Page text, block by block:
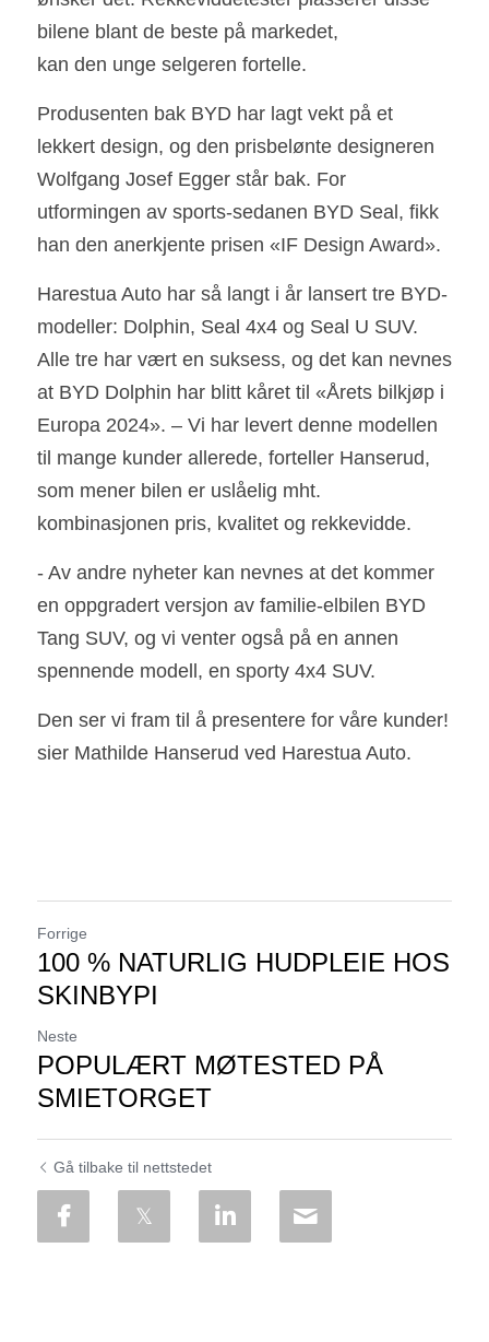
bilene blant de beste på markedet,
kan den unge selgeren fortelle.
Produsenten bak BYD har lagt vekt på et
lekkert design, og den prisbelønte designeren
Wolfgang Josef Egger står bak. For
utformingen av sports-sedanen BYD Seal, fikk
han den anerkjente prisen «IF Design Award».
Harestua Auto har så langt i år lansert tre BYD-
modeller: Dolphin, Seal 4x4 og Seal U SUV.
Alle tre har vært en suksess, og det kan nevnes
at BYD Dolphin har blitt kåret til «Årets bilkjøp i
Europa 2024». – Vi har levert denne modellen
til mange kunder allerede, forteller Hanserud,
som mener bilen er uslåelig mht.
kombinasjonen pris, kvalitet og rekkevidde.
- Av andre nyheter kan nevnes at det kommer
en oppgradert versjon av familie-elbilen BYD
Tang SUV, og vi venter også på en annen
spennende modell, en sporty 4x4 SUV.
Den ser vi fram til å presentere for våre kunder!
sier Mathilde Hanserud ved Harestua Auto.
Forrige
100 % NATURLIG HUDPLEIE HOS
SKINBYPI
Neste
POPULÆRT MØTESTED PÅ
SMIETORGET
Gå tilbake til nettstedet